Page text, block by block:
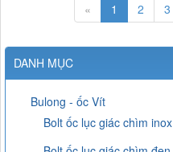
« 1 2 3
DANH MỤC
Bulong - ốc Vít
Bolt ốc lục giác chìm inox